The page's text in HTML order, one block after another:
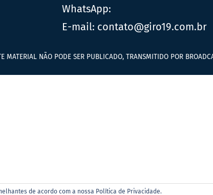
WhatsApp:
E-mail: contato@giro19.com.br
de acordo com a nossa Política de Privacidade.
NÃO PODE SER PUBLICADO, TRANSMITIDO POR